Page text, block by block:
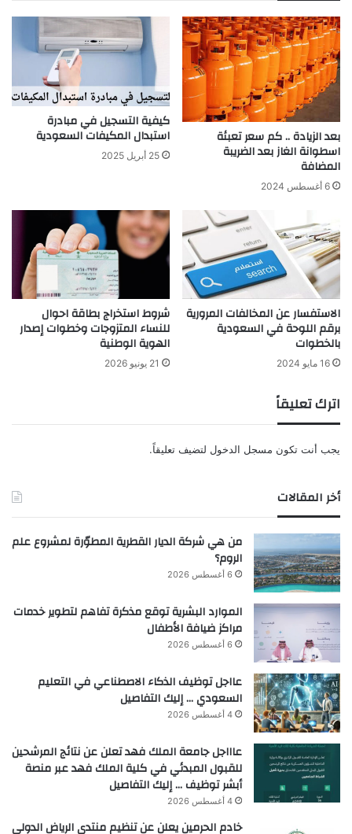
بعد الزيادة .. كم سعر تعبئة
اسطوانة الغاز بعد الضريبة
المضافة
6 أغسطس 2024
كيفية التسجيل في مبادرة
استبدال المكيفات السعودية
25 أبريل 2025
الاستفسار عن المخالفات المرورية
برقم اللوحة في السعودية
بالخطوات
16 مايو 2024
شروط استخراج بطاقة احوال
للنساء المتزوجات وخطوات إصدار
الهوية الوطنية
21 يونيو 2026
اترك تعليقاً
يجب أنت تكون مسجل الدخول لتضيف تعليقاً.
أخر المقالات
من هي شركة الديار القطرية المطوّرة لمشروع علم
الروم؟
6 أغسطس 2026
الموارد البشرية توقع مذكرة تفاهم لتطوير خدمات
مراكز ضيافة الأطفال
6 أغسطس 2026
عااجل توظيف الذكاء الاصطناعي في التعليم
السعودي … إليك التفاصيل
4 أغسطس 2026
عاااجل جامعة الملك فهد تعلن عن نتائج المرشحين
للقبول المبدئي في كلية الملك فهد عبر منصة
أبشر توظيف … إليك التفاصيل
4 أغسطس 2026
خادم الحرمين يعلن عن تنظيم منتدى الرياض الدولي